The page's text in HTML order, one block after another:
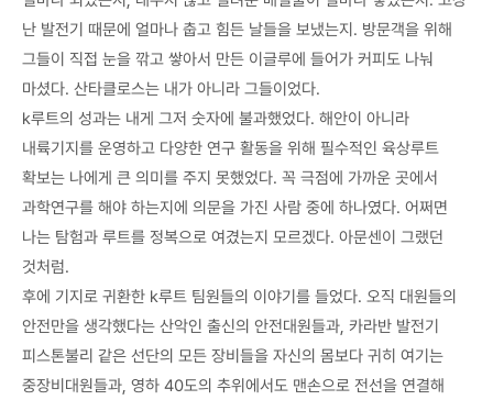
난 발전기 때문에 얼마나 춥고 힘든 날들을 보냈는지. 방문객을 위해
그들이 직접 눈을 깎고 쌓아서 만든 이글루에 들어가 커피도 나눠
마셨다. 산타클로스는 내가 아니라 그들이었다.
k루트의 성과는 내게 그저 숫자에 불과했었다. 해안이 아니라
내륙기지를 운영하고 다양한 연구 활동을 위해 필수적인 육상루트
확보는 나에게 큰 의미를 주지 못했었다. 꼭 극점에 가까운 곳에서
과학연구를 해야 하는지에 의문을 가진 사람 중에 하나였다. 어쩌면
나는 탐험과 루트를 정복으로 여겼는지 모르겠다. 아문센이 그랬던
것처럼.
후에 기지로 귀환한 k루트 팀원들의 이야기를 들었다. 오직 대원들의
안전만을 생각했다는 산악인 출신의 안전대원들과, 카라반 발전기
피스톤불리 같은 선단의 모든 장비들을 자신의 몸보다 귀히 여기는
중장비대원들과, 영하 40도의 추위에서도 맨손으로 전선을 연결해